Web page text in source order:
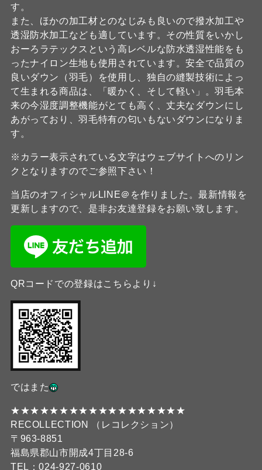
す。
また、ほかの加工材とのなじみも良いので撥水加工や
透湿防水加工なども適しています。その性質をいかし
おーろラテックスという高レベルな防水透湿性能をも
ったナイロン生地も使用されています。安全で品質の
良いダウン（羽毛）を使用し、独自の縫製技術によっ
て生まれる商品は、「暖かく、そして軽い」。羽毛本
来の今湿度調整機能がとても高く、丈夫なダウンにし
あがっており、羽毛特有の匂いもないダウンになりま
す。
※カラー表示されている文字はウェブサイトへのリン
クとなりますのでご参照下さい！
当店のオフィシャルLINE＠を作りました。最新情報を
更新しますので、是非お友達登録をお願い致します。
QRコードでの登録はこちらより↓
ではまた
★★★★★★★★★★★★★★★★★★
RECOLLECTION （レコレクション）
〒963-8851
福島県郡山市開成4丁目28-6
TEL：024-927-0610